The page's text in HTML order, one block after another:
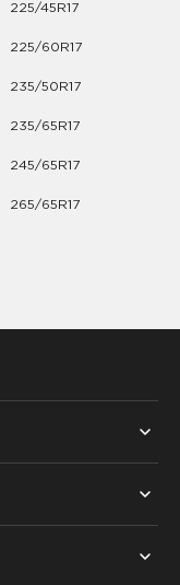
225/45R17
225/60R17
235/50R17
235/65R17
245/65R17
265/65R17